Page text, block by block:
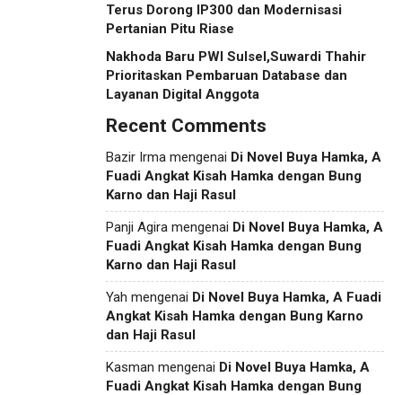
Terus Dorong IP300 dan Modernisasi
Pertanian Pitu Riase
Nakhoda Baru PWI Sulsel,Suwardi Thahir
Prioritaskan Pembaruan Database dan
Layanan Digital Anggota
Recent Comments
Bazir Irma mengenai Di Novel Buya Hamka, A
Fuadi Angkat Kisah Hamka dengan Bung
Karno dan Haji Rasul
Panji Agira mengenai Di Novel Buya Hamka, A
Fuadi Angkat Kisah Hamka dengan Bung
Karno dan Haji Rasul
Yah mengenai Di Novel Buya Hamka, A Fuadi
Angkat Kisah Hamka dengan Bung Karno
dan Haji Rasul
Kasman mengenai Di Novel Buya Hamka, A
Fuadi Angkat Kisah Hamka dengan Bung